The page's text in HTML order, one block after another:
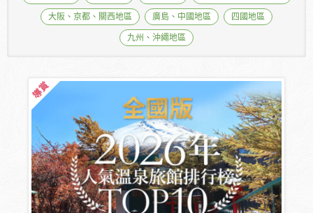
大阪、京都、關西地區 廣島、中國地區 四國地區
九州、沖繩地區